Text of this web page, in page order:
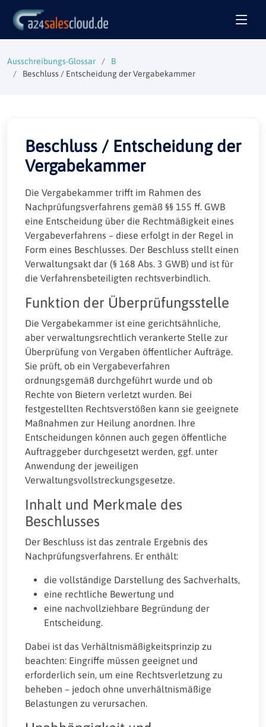
Ausschreibungs-Glossar
B
Beschluss / Entscheidung der Vergabekammer
Beschluss / Entscheidung der
Vergabekammer
Die Vergabekammer trifft im Rahmen des
Nachprüfungsverfahrens gemäß §§ 155 ff. GWB
eine Entscheidung über die Rechtmäßigkeit eines
Vergabeverfahrens – diese erfolgt in der Regel in
Form eines Beschlusses. Der Beschluss stellt einen
Verwaltungsakt dar (§ 168 Abs. 3 GWB) und ist für
die Verfahrensbeteiligten rechtsverbindlich.
Funktion der Überprüfungsstelle
Die Vergabekammer ist eine gerichtsähnliche,
aber verwaltungsrechtlich verankerte Stelle zur
Überprüfung von Vergaben öffentlicher Aufträge.
Sie prüft, ob ein Vergabeverfahren
ordnungsgemäß durchgeführt wurde und ob
Rechte von Bietern verletzt wurden. Bei
festgestellten Rechtsverstößen kann sie geeignete
Maßnahmen zur Heilung anordnen. Ihre
Entscheidungen können auch gegen öffentliche
Auftraggeber durchgesetzt werden, ggf. unter
Anwendung der jeweiligen
Verwaltungsvollstreckungsgesetze.
Inhalt und Merkmale des
Beschlusses
Der Beschluss ist das zentrale Ergebnis des
Nachprüfungsverfahrens. Er enthält:
die vollständige Darstellung des Sachverhalts,
eine rechtliche Bewertung und
eine nachvollziehbare Begründung der
Entscheidung.
Dabei ist das Verhältnismäßigkeitsprinzip zu
beachten: Eingriffe müssen geeignet und
erforderlich sein, um eine Rechtsverletzung zu
beheben – jedoch ohne unverhältnismäßige
Belastungen zu verursachen.